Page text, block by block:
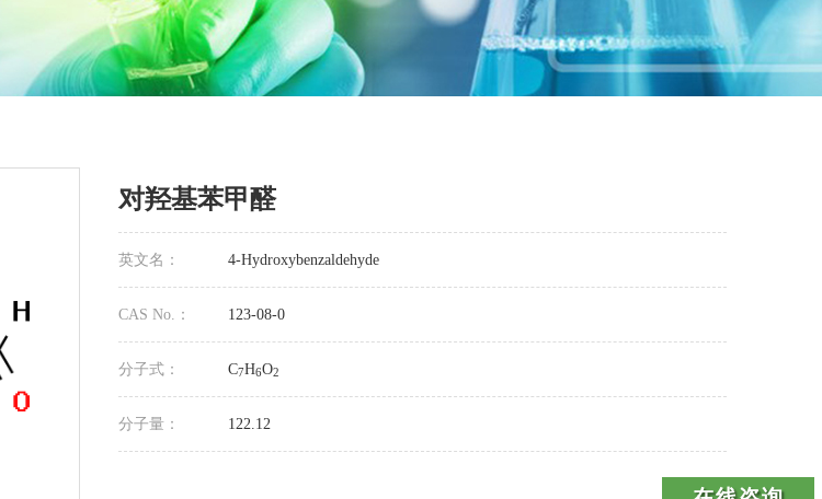
对羟基苯甲醛
英文名： 4-Hydroxybenzaldehyde
CAS No.： 123-08-0
分子式： C7H6O2
分子量： 122.12